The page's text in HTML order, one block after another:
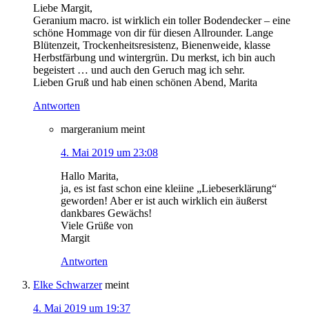
Liebe Margit,
Geranium macro. ist wirklich ein toller Bodendecker – eine
schöne Hommage von dir für diesen Allrounder. Lange
Blütenzeit, Trockenheitsresistenz, Bienenweide, klasse
Herbstfärbung und wintergrün. Du merkst, ich bin auch
begeistert … und auch den Geruch mag ich sehr.
Lieben Gruß und hab einen schönen Abend, Marita
Antworten
margeranium meint
4. Mai 2019 um 23:08
Hallo Marita,
ja, es ist fast schon eine kleiine „Liebeserklärung“
geworden! Aber er ist auch wirklich ein äußerst
dankbares Gewächs!
Viele Grüße von
Margit
Antworten
Elke Schwarzer meint
4. Mai 2019 um 19:37